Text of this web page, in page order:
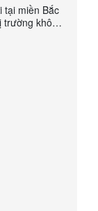
tại miền Bắc
không
giảm thất
tăng